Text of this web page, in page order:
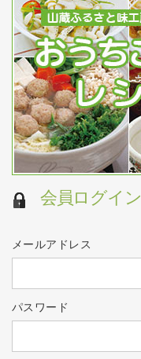
会員ログイン
メールアドレス
パスワード